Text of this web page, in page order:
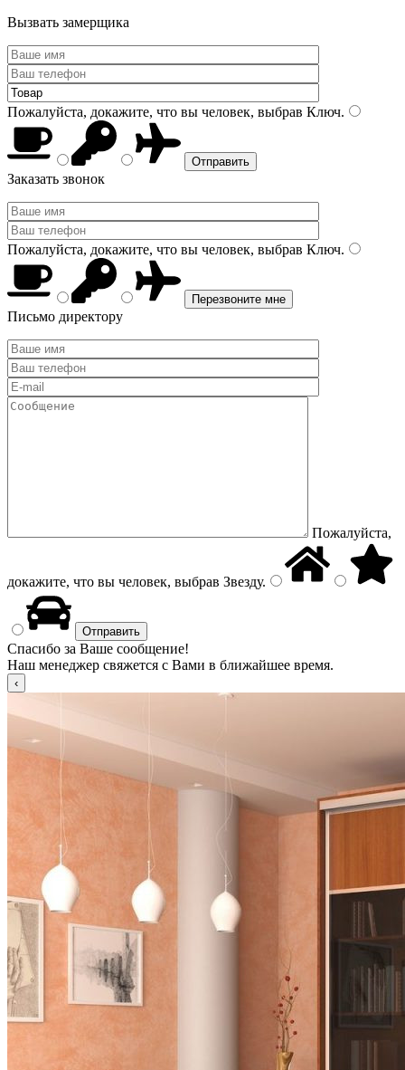
Вызвать замерщика
Пожалуйста, докажите, что вы человек, выбрав Ключ.
Заказать звонок
Пожалуйста, докажите, что вы человек, выбрав Ключ.
Письмо директору
Пожалуйста,
докажите, что вы человек, выбрав Звезду.
Спасибо за Ваше сообщение!
Наш менеджер свяжется с Вами в ближайшее время.